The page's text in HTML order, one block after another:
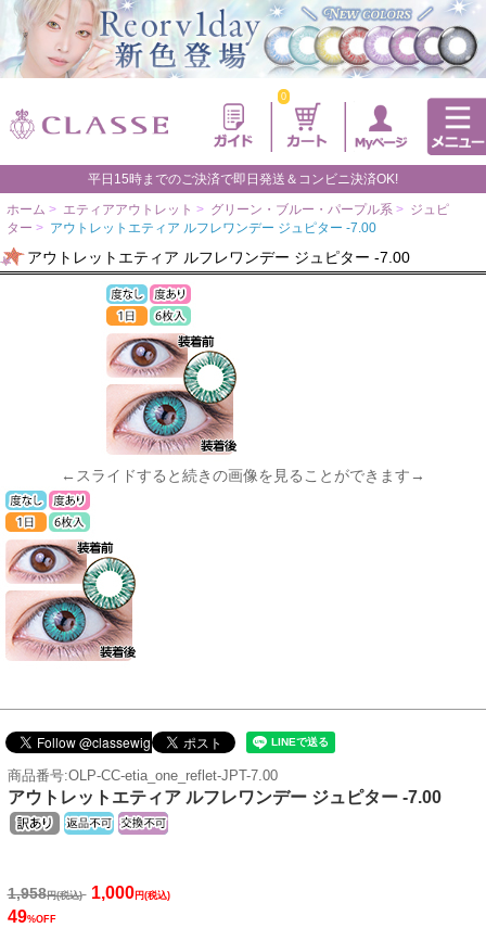
0
平日15時までのご決済で即日発送＆コンビニ決済OK!
ホーム > エティアアウトレット > グリーン・ブルー・パープル系 > ジュピ
ター > アウトレットエティア ルフレワンデー ジュピター -7.00
アウトレットエティア ルフレワンデー ジュピター -7.00
←スライドすると続きの画像を見ることができます→
商品番号:OLP-CC-etia_one_reflet-JPT-7.00
アウトレットエティア ルフレワンデー ジュピター -7.00
1,958円(税込) 1,000円(税込)
49%OFF